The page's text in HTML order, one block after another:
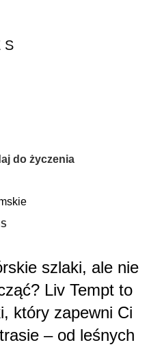
S
do życzenia
szlaki, ale nie
Liv Tempt to
który zapewni Ci
– od leśnych